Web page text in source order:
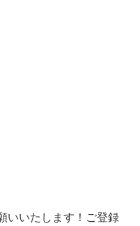
いいたします！ご登録